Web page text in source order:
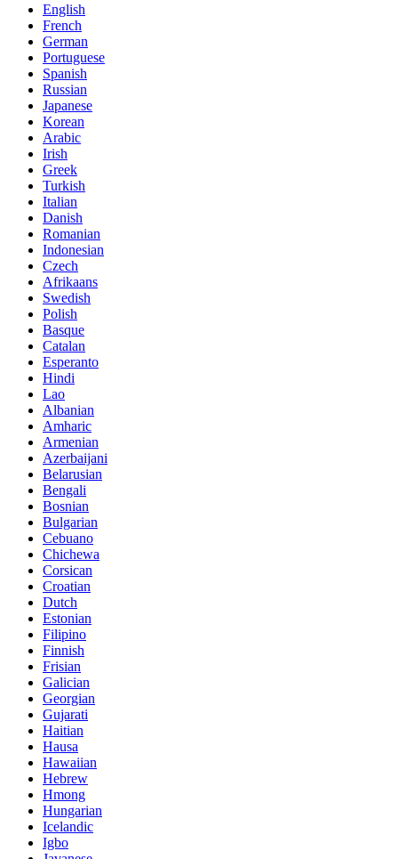
English
French
German
Portuguese
Spanish
Russian
Japanese
Korean
Arabic
Irish
Greek
Turkish
Italian
Danish
Romanian
Indonesian
Czech
Afrikaans
Swedish
Polish
Basque
Catalan
Esperanto
Hindi
Lao
Albanian
Amharic
Armenian
Azerbaijani
Belarusian
Bengali
Bosnian
Bulgarian
Cebuano
Chichewa
Corsican
Croatian
Dutch
Estonian
Filipino
Finnish
Frisian
Galician
Georgian
Gujarati
Haitian
Hausa
Hawaiian
Hebrew
Hmong
Hungarian
Icelandic
Igbo